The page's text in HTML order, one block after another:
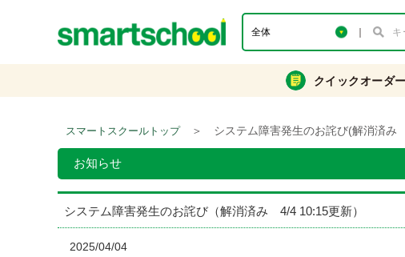
クイックオーダー
スマートスクールトップ ＞ システム障害発生のお詫び(解消済
お知らせ
システム障害発生のお詫び（解消済み 4/4 10:15更新）
2025/04/04